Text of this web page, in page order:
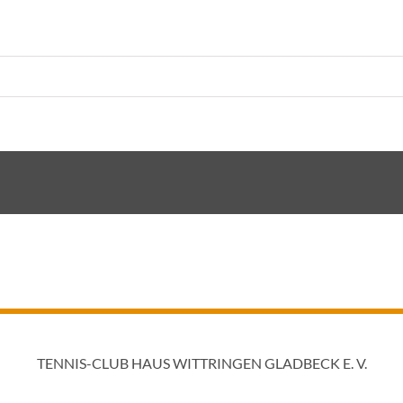
TENNIS-CLUB HAUS WITTRINGEN GLADBECK E. V.